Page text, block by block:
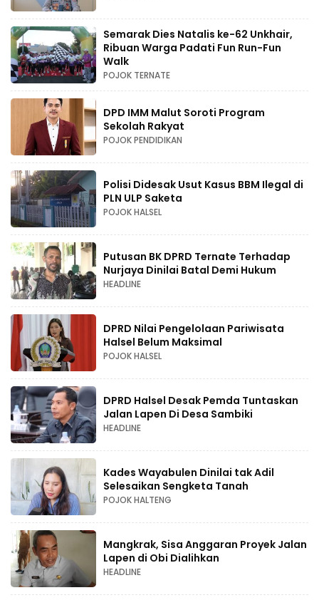
Semarak Dies Natalis ke-62 Unkhair,
Ribuan Warga Padati Fun Run-Fun
Walk
POJOK TERNATE
DPD IMM Malut Soroti Program
Sekolah Rakyat
POJOK PENDIDIKAN
Polisi Didesak Usut Kasus BBM Ilegal di
PLN ULP Saketa
POJOK HALSEL
Putusan BK DPRD Ternate Terhadap
Nurjaya Dinilai Batal Demi Hukum
HEADLINE
DPRD Nilai Pengelolaan Pariwisata
Halsel Belum Maksimal
POJOK HALSEL
DPRD Halsel Desak Pemda Tuntaskan
Jalan Lapen Di Desa Sambiki
HEADLINE
Kades Wayabulen Dinilai tak Adil
Selesaikan Sengketa Tanah
POJOK HALTENG
Mangkrak, Sisa Anggaran Proyek Jalan
Lapen di Obi Dialihkan
HEADLINE